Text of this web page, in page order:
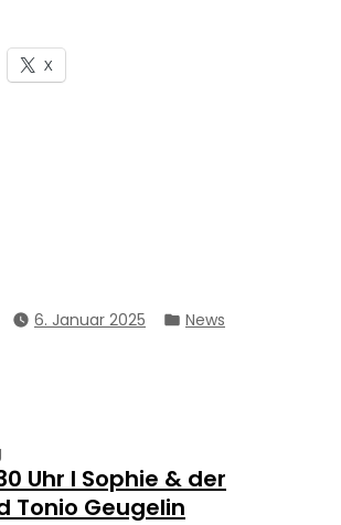
X
6. Januar 2025
Veröffentlicht
News
Beitrag:Uhr I Sophie & der
Tonio Geugelin